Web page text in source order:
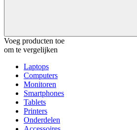
Voeg producten toe
om te vergelijken
Laptops
Computers
Monitoren
Smartphones
Tablets
Printers
Onderdelen